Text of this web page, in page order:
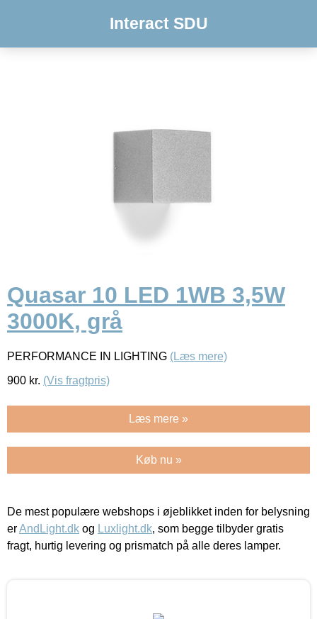
Interact SDU
Quasar 10 LED 1WB 3,5W
3000K, grå
PERFORMANCE IN LIGHTING (Læs mere)
900 kr. (Vis fragtpris)
Læs mere »
Køb nu »
De mest populære webshops i øjeblikket inden for belysning
erAndLight.dk og Luxlight.dk, som begge tilbyder gratis
fragt, hurtig levering og prismatch på alle deres lamper.